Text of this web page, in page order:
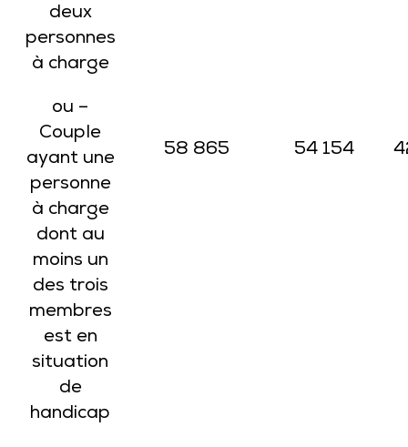
deux
personnes
à charge
ou –
Couple
ayant une
personne
à charge
dont au
moins un
des trois
membres
est en
situation
de
handicap
58 865 54 154